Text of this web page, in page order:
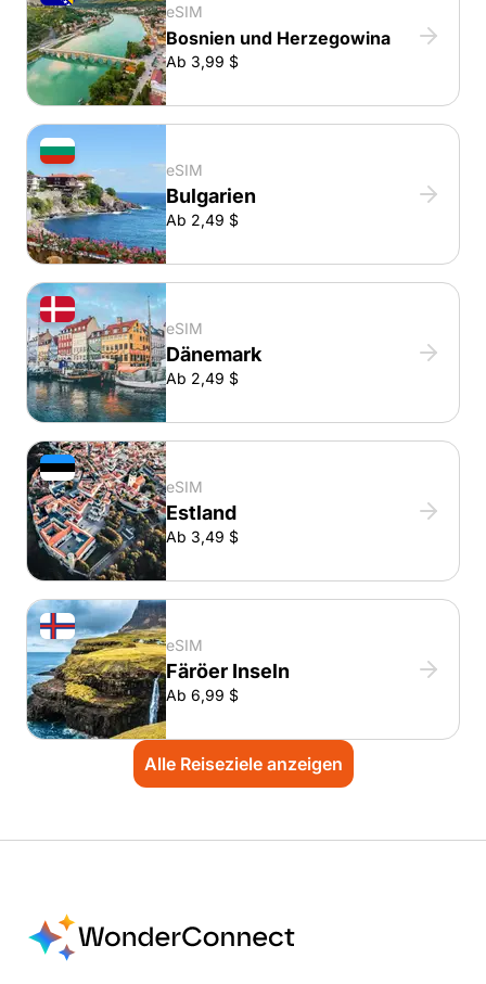
eSIM
Bosnien und Herzegowina
Ab 3,99 $
eSIM
Bulgarien
Ab 2,49 $
eSIM
Dänemark
Ab 2,49 $
eSIM
Estland
Ab 3,49 $
eSIM
Färöer Inseln
Ab 6,99 $
Alle Reiseziele anzeigen